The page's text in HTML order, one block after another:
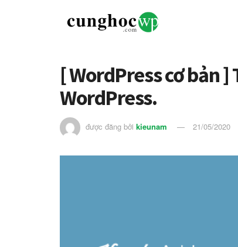
[ WordPress cơ bản
WordPress.
được đăng bởi kieunam 21/05/2020